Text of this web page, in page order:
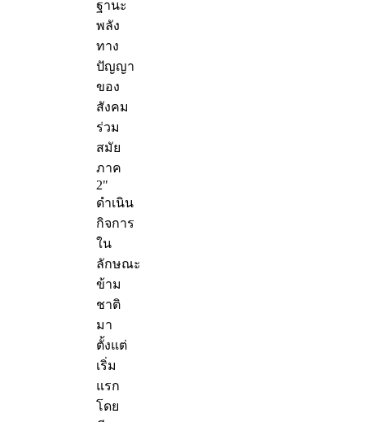
ฐานะ
พลัง
ทาง
ปัญญา
ของ
สังคม
ร่วม
สมัย
ภาค
2"
ดำเนิน
กิจการ
ใน
ลักษณะ
ข้าม
ชาติ
มา
ตั้งแต่
เริ่ม
แรก
โดย